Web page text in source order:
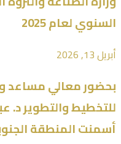
السنوي لعام 2025
أبريل 13, 2026
بحضور معالي مساعد
للتخطيط والتطوير د.
أسمنت المنطقة